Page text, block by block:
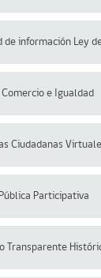
de información Ley
e Igualdad
Ciudadanas
Participativa
Transparente